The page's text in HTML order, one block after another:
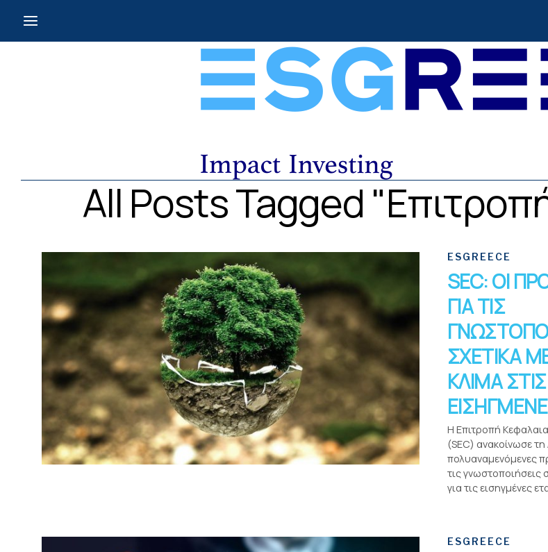
All Posts Tagged
ESGREECE
SEC: ΟΙ
ΓΙΑ ΤΙΣ
ΣΧΕΤΙΚΑ
ΚΛΙΜΑ ΣΤΙΣ
Η Επιτροπή
(SEC) ανακοίνωσε τη
πολυαναμενόμενες
τις γνωστοποιήσεις
για τις εισηγμένες
ESGREECE